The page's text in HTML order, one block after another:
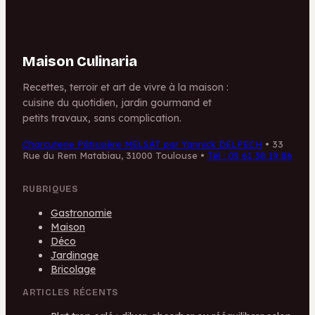
Maison Culinaria
Recettes, terroir et art de vivre à la maison :
cuisine du quotidien, jardin gourmand et
petits travaux, sans complication.
Charcuterie Pâtissière MELSÀT par Yannick DELPECH • 33
Rue du Rem Matabiau, 31000 Toulouse • Tél : 05 61 38 19 86
RUBRIQUES
Gastronomie
Maison
Déco
Jardinage
Bricolage
ARTICLES RÉCENTS